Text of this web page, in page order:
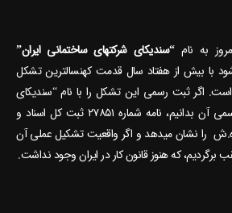
به نام“سندیکای شرکتهای ساختمانی ایران”
شناخته می‎ شود با بیش از هفتاد سال قدمت کهنسال‎ترین تشکل
اگر ثبت رسمی این تشکل را با نام “سندیکای
شرکتهای ساختمانی” تولد اسمی آن بدانیم، نامه شماره ۲۷۸۵۱ ثبت کل اسناد و
املاک تاریخ ۱۱ اسفند ۱۳۲۶ ه.ش را نشان می‎دهد و اگر واقعیت تشکیل عملی آن
برگردیم، که هنوز قانون کار در ایران وجود نداشت.